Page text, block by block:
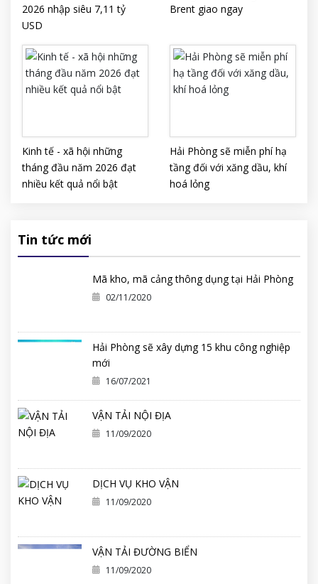
2026 nhập siêu 7,11 tỷ
USD
Brent giao ngay
Kinh tế - xã hội những
tháng đầu năm 2026 đạt
nhiều kết quả nổi bật
Hải Phòng sẽ miễn phí hạ
tầng đối với xăng dầu, khí
hoá lỏng
Tin tức mới
Mã kho, mã cảng thông dụng tại Hải Phòng
02/11/2020
Hải Phòng sẽ xây dựng 15 khu công nghiệp
mới
16/07/2021
VẬN TẢI NỘI ĐỊA
11/09/2020
DỊCH VỤ KHO VẬN
11/09/2020
VẬN TẢI ĐƯỜNG BIỂN
11/09/2020